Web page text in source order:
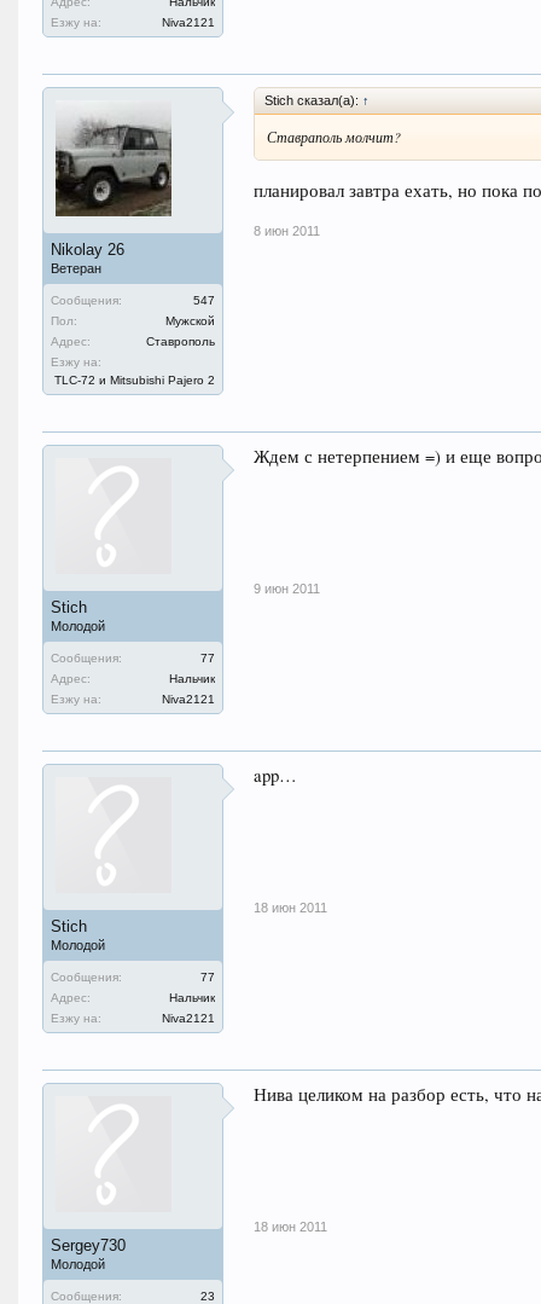
Езжу на:
Niva2121
Nikolay 26
Ветеран
Сообщения:
547
Пол:
Мужской
Адрес:
Ставрополь
Езжу на:
TLC-72 и Mitsubishi Pajero 2
Stich сказал(а): ↑
Ставраполь молчит?
планировал завтра ехать, но пока
8 июн 2011
Stich
Молодой
Сообщения:
77
Адрес:
Нальчик
Езжу на:
Niva2121
Ждем с нетерпением =) и еще
9 июн 2011
Stich
Молодой
Сообщения:
77
Адрес:
Нальчик
Езжу на:
Niva2121
app…
18 июн 2011
Sergey730
Молодой
Сообщения:
23
Нива целиком на разбор есть, что
18 июн 2011